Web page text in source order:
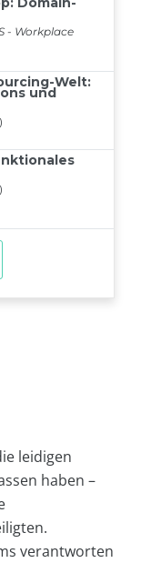
leidigen
haben –
verantworten